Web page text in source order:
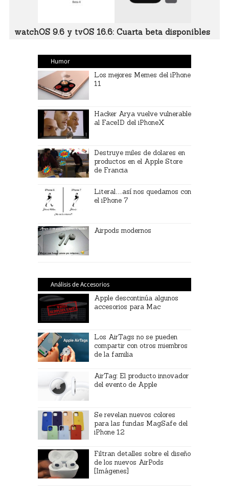
watchOS 9.6 y tvOS 16.6: Cuarta beta disponibles
Humor
Los mejores Memes del iPhone
11
Hacker Arya vuelve vulnerable
al FaceID del iPhoneX
Destruye miles de dolares en
productos en el Apple Store
de Francia
Literal…así nos quedamos con
el iPhone 7
Airpods modernos
Análisis de Accesorios
Apple descontinúa algunos
accesorios para Mac
Los AirTags no se pueden
compartir con otros miembros
de la familia
AirTag: El producto innovador
del evento de Apple
Se revelan nuevos colores
para las fundas MagSafe del
iPhone 12
Filtran detalles sobre el diseño
de los nuevos AirPods
[Imágenes]